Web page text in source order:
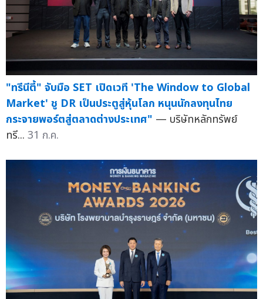
"ทรีนีตี้" จับมือ SET เปิดเวที 'The Window to Global
Market' ชู DR เป็นประตูสู่หุ้นโลก หนุนนักลงทุนไทย
กระจายพอร์ตสู่ตลาดต่างประเทศ" — บริษัทหลักทรัพย์
ทรี... 31 ก.ค.